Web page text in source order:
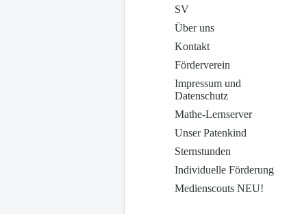
SV
Über uns
Kontakt
Förderverein
Impressum und
Datenschutz
Mathe-Lernserver
Unser Patenkind
Sternstunden
Individuelle Förderung
Medienscouts NEU!